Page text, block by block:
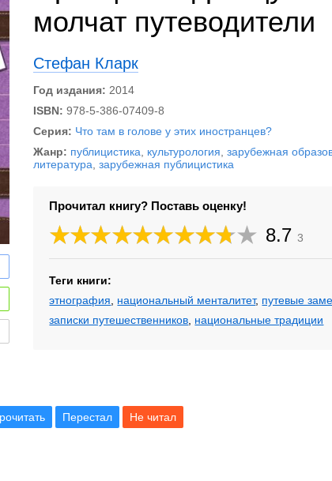
молчат путеводители
Стефан Кларк
Год издания: 2014
ISBN: 978-5-386-07409-8
Серия: Что там в голове у этих иностранцев?
Жанр: публицистика культурология ,зарубежная
литература ,зарубежная публицистика
Прочитал книгу? Поставь оценку!
8.7 3
Теги книги:
этнография
национальный менталитет, путевые
записки путешественников национальные традиции
Перестал Не читал